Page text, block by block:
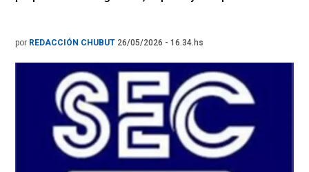
por REDACCIÓN CHUBUT 26/05/2026 - 16.34.hs